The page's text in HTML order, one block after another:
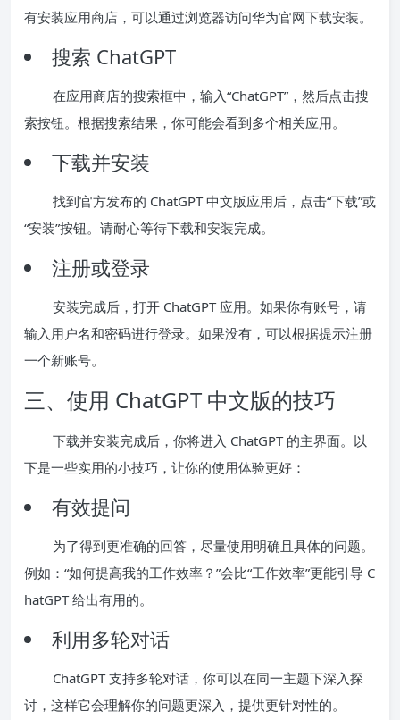
有安装应用商店，可以通过浏览器访问华为官网下载安装。
搜索 ChatGPT
在应用商店的搜索框中，输入“ChatGPT”，然后点击搜
索按钮。根据搜索结果，你可能会看到多个相关应用。
下载并安装
找到官方发布的 ChatGPT 中文版应用后，点击“下载”或
“安装”按钮。请耐心等待下载和安装完成。
注册或登录
安装完成后，打开 ChatGPT 应用。如果你有账号，请
输入用户名和密码进行登录。如果没有，可以根据提示注册
一个新账号。
三、使用 ChatGPT 中文版的技巧
下载并安装完成后，你将进入 ChatGPT 的主界面。以
下是一些实用的小技巧，让你的使用体验更好：
有效提问
为了得到更准确的回答，尽量使用明确且具体的问题。
例如：“如何提高我的工作效率？”会比“工作效率”更能引导 C
hatGPT 给出有用的。
利用多轮对话
ChatGPT 支持多轮对话，你可以在同一主题下深入探
讨，这样它会理解你的问题更深入，提供更针对性的。